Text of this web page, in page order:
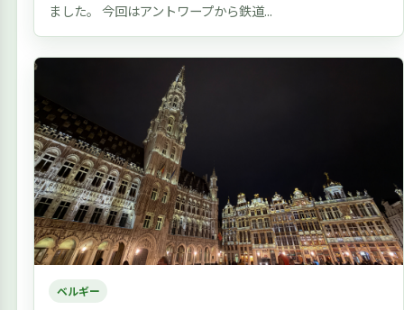
ました。 今回はアントワープから鉄道...
ベルギー